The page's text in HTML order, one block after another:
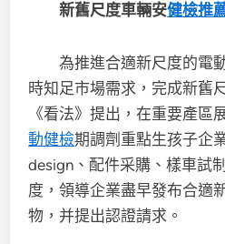
新舊尺度車輛安健檢推
為推進合適新尺度的電
時知足市場需求，完成新舊
《看法》提出，在重要產區
動健檢期調劑重點生孩子企
design、配件采購、樣車試
度，領導企業盡早發布合適
物，并提出認證請求。